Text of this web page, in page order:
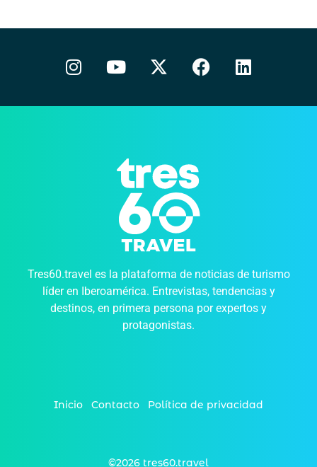
Tres60.travel es la plataforma de noticias de turismo
líder en Iberoamérica. Entrevistas, tendencias y
destinos, en primera persona por expertos y
protagonistas.
Inicio Contacto Política de privacidad
©2026 tres60.travel